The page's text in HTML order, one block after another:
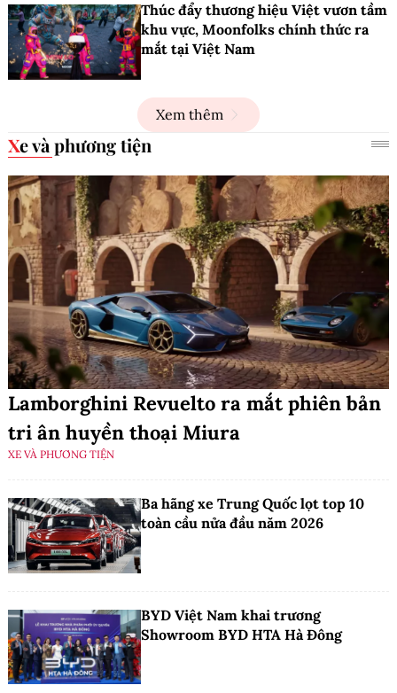
Thúc đẩy thương hiệu Việt vươn tầm
khu vực, Moonfolks chính thức ra
mắt tại Việt Nam
Xem thêm
Xe và phương tiện
Lamborghini Revuelto ra mắt phiên bản
tri ân huyền thoại Miura
XE VÀ PHƯƠNG TIỆN
Ba hãng xe Trung Quốc lọt top 10
toàn cầu nửa đầu năm 2026
BYD Việt Nam khai trương
Showroom BYD HTA Hà Đông